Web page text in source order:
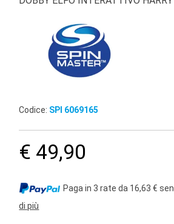
Codice: SPI 6069165
€ 49,90
Paga in 3 rate da 16,63 €
di più